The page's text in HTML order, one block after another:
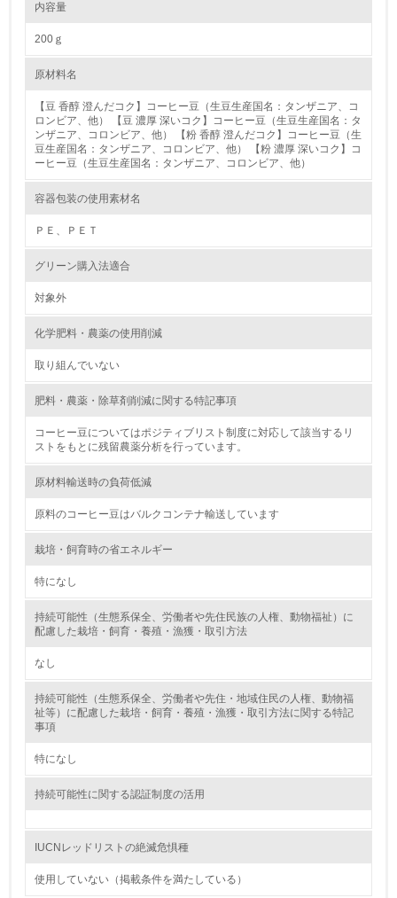
環境問題に関する従業員教育を行っている
自社に関係する主要な環境法規制を把握し、順守している
レベル2
5.
環境取り組み体制と成果を定期的に検証して次の活動に活
境対策を理解し、実践している
環境活動に関する規格やプログラムを導入している
第三者認証を取得している
2.環境への取り組み
油、ガス）の使用量削減の取り組みを行っている
減目標や計画を立てている
内容量
200ｇ
原材料名
【豆 香醇 澄んだコク】コーヒー豆（生豆生産国名：タンザニア、コ
ロンビア、他） 【豆 濃厚 深いコク】コーヒー豆（生豆生産国名：タ
ンザニア、コロンビア、他） 【粉 香醇 澄んだコク】コーヒー豆（生
豆生産国名：タンザニア、コロンビア、他） 【粉 濃厚 深いコク】コ
ーヒー豆（生豆生産国名：タンザニア、コロンビア、他）
容器包装の使用素材名
ＰＥ、ＰＥＴ
グリーン購入法適合
対象外
化学肥料・農薬の使用削減
取り組んでいない
肥料・農薬・除草剤削減に関する特記事項
コーヒー豆についてはポジティブリスト制度に対応して該当するリ
ストをもとに残留農薬分析を行っています。
原材料輸送時の負荷低減
原料のコーヒー豆はバルクコンテナ輸送しています
栽培・飼育時の省エネルギー
特になし
持続可能性（生態系保全、労働者や先住民族の人権、動物福祉）に
配慮した栽培・飼育・養殖・漁獲・取引方法
なし
持続可能性（生態系保全、労働者や先住・地域住民の人権、動物福
祉等）に配慮した栽培・飼育・養殖・漁獲・取引方法に関する特記
事項
特になし
持続可能性に関する認証制度の活用
IUCNレッドリストの絶滅危惧種
使用していない（掲載条件を満たしている）